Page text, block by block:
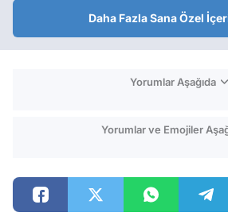
Daha Fazla Sana Özel
Yorumlar Aşağıda
Yorumlar ve Emojiler